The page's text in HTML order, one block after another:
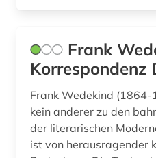
Frank
Korrespondenz
Frank Wedekind
kein anderer zu den
der literarischen
ist von herausragender